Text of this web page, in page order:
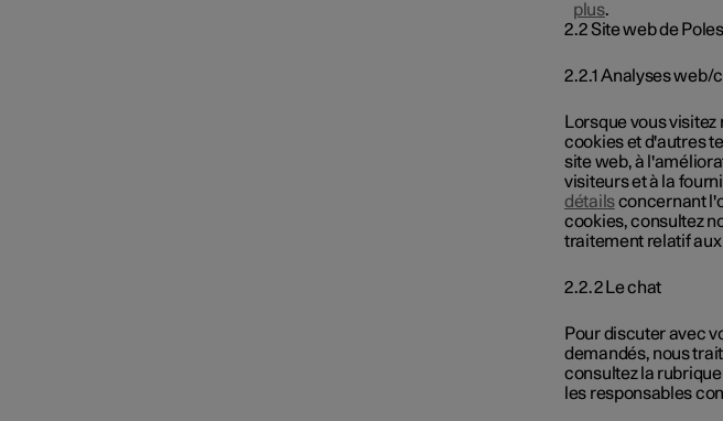
plus.
2.2 Site web de
2.2.1 Analyses web/
Lorsque vous
cookies et d'autres
site web, à
visiteurs et à la
détailsconcernant
cookies, consultez
traitement relatif
2.2.2 Le chat
Pour discuter avec
demandés, nous
consultez la rubrique
les responsables